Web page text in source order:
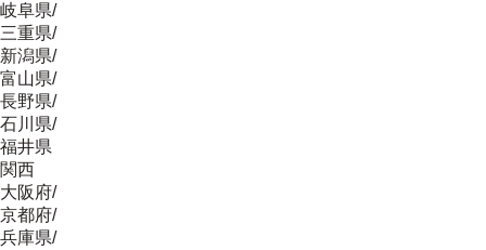
岐阜県/
三重県/
新潟県/
富山県/
長野県/
石川県/
福井県
関西
大阪府/
京都府/
兵庫県/